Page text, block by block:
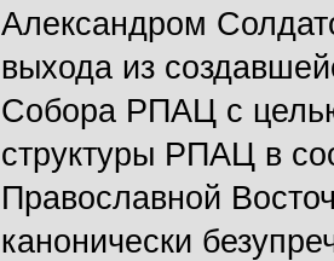
Александром
выхода из
Собора РПАЦ с
структуры РПАЦ в
Православной
канонически